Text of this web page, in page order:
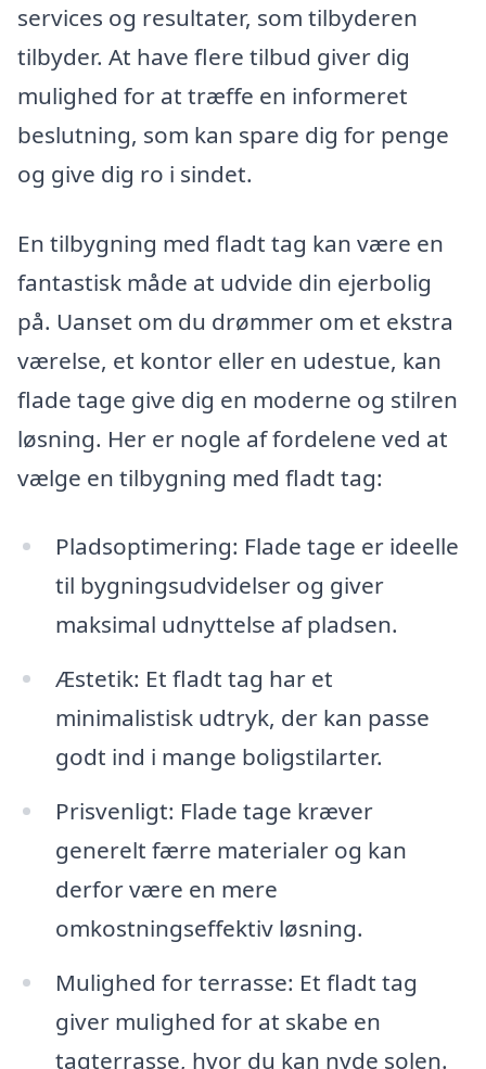
services og resultater, som tilbyderen
tilbyder. At have flere tilbud giver dig
mulighed for at træffe en informeret
beslutning, som kan spare dig for penge
og give dig ro i sindet.
En tilbygning med fladt tag kan være en
fantastisk måde at udvide din ejerbolig
på. Uanset om du drømmer om et ekstra
værelse, et kontor eller en udestue, kan
flade tage give dig en moderne og stilren
løsning. Her er nogle af fordelene ved at
vælge en tilbygning med fladt tag:
Pladsoptimering: Flade tage er ideelle
til bygningsudvidelser og giver
maksimal udnyttelse af pladsen.
Æstetik: Et fladt tag har et
minimalistisk udtryk, der kan passe
godt ind i mange boligstilarter.
Prisvenligt: Flade tage kræver
generelt færre materialer og kan
derfor være en mere
omkostningseffektiv løsning.
Mulighed for terrasse: Et fladt tag
giver mulighed for at skabe en
tagterrasse, hvor du kan nyde solen.